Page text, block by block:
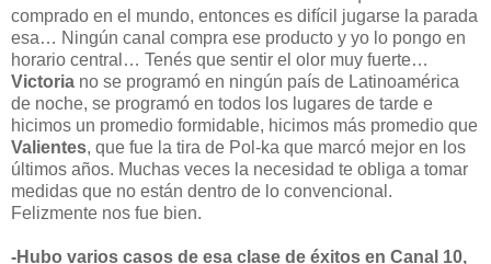
comprado en el mundo, entonces es difícil jugarse la parada
esa… Ningún canal compra ese producto y yo lo pongo en
horario central… Tenés que sentir el olor muy fuerte…
Victoria no se programó en ningún país de Latinoamérica
de noche, se programó en todos los lugares de tarde e
hicimos un promedio formidable, hicimos más promedio que
Valientes, que fue la tira de Pol-ka que marcó mejor en los
últimos años. Muchas veces la necesidad te obliga a tomar
medidas que no están dentro de lo convencional.
Felizmente nos fue bien.
-Hubo varios casos de esa clase de éxitos en Canal 10,